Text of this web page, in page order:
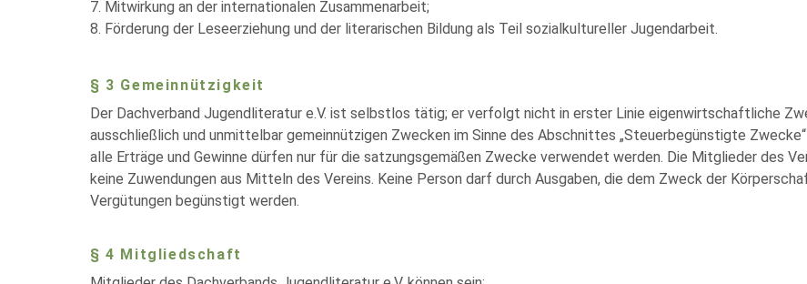
7. Mitwirkung an der internationalen Zusammenarbeit;
8. Förderung der Leseerziehung und der literarischen Bildung als Teil sozialkultureller Jugendarbeit.
§ 3 Gemeinnützigkeit
Der Dachverband Jugendliteratur e.V. ist selbstlos tätig; er verfolgt nicht in erster Linie eigenwirtschaftliche
ausschließlich und unmittelbar gemeinnützigen Zwecken im Sinne des Abschnittes „Steuerbegünstigte
alle Erträge und Gewinne dürfen nur für die satzungsgemäßen Zwecke verwendet werden. Die Mitglieder des
keine Zuwendungen aus Mitteln des Vereins. Keine Person darf durch Ausgaben, die dem Zweck der
Vergütungen begünstigt werden.
§ 4 Mitgliedschaft